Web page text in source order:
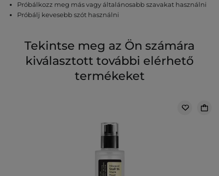
Próbálkozz meg más vagy általánosabb szavakat használni
Próbálj kevesebb szót használni
Tekintse meg az Ön számára
kiválasztott további elérhető
termékeket